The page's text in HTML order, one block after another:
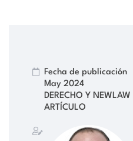
Fecha de publicación
May 2024
DERECHO Y NEWLAW
ARTÍCULO